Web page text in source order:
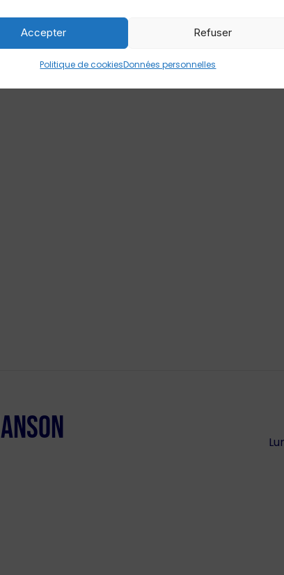
Accepter Refuser
Politique de cookiesDonnées personnelles